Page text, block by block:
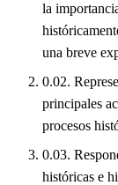
la
una breve
0.02.
principales
procesos
0.03.
históricas e